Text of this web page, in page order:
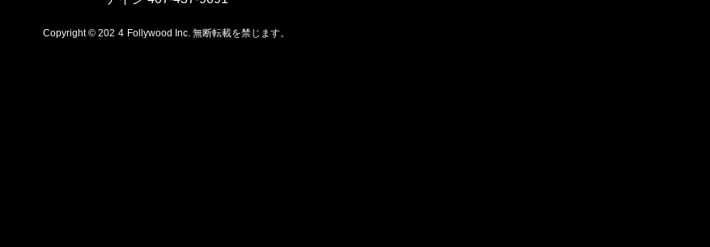
Copyright © 202 4 Follywood Inc. 無断転載を禁じます。